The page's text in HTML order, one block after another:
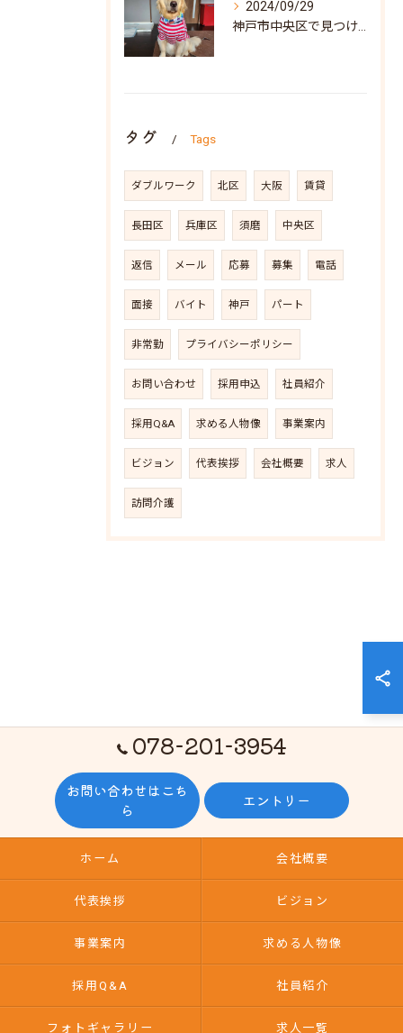
2024/09/29
タグ Tags
ダブルワーク 北区 大阪 賃貸
長田区 兵庫区 須磨 中央区
返信 メール 応募 募集 電話
面接 バイト 神戸 パート
非常勤 プライバシーポリシー
お問い合わせ 採用申込 社員紹介
採用Q&A 求める人物像 事業案内
ビジョン 代表挨拶 会社概要 求人
訪問介護
078-201-3954
お問い合わせはこち
ら
エントリー
ホーム 会社概要
代表挨拶 ビジョン
事業案内 求める人物像
採用Q&A 社員紹介
フォトギャラリー 求人一覧